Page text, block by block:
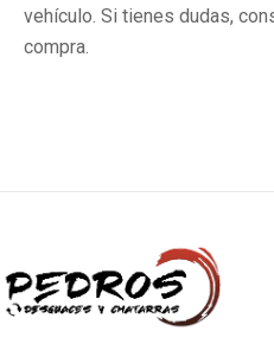
vehículo. Si tienes dudas,
compra.